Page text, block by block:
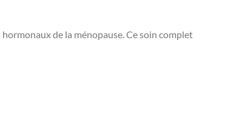
de la ménopause. Ce soin complet